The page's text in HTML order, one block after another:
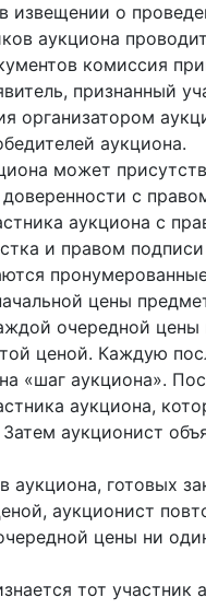
извещении о
аукциона
комиссия
признанный
организатором
аукциона.
может
с
аукциона с
и правом
цены
очередной цены
ценой. Каждую
«шаг аукциона».
аукциона,
Затем аукционист
аукциона, готовых
аукционист
цены ни
тот участник